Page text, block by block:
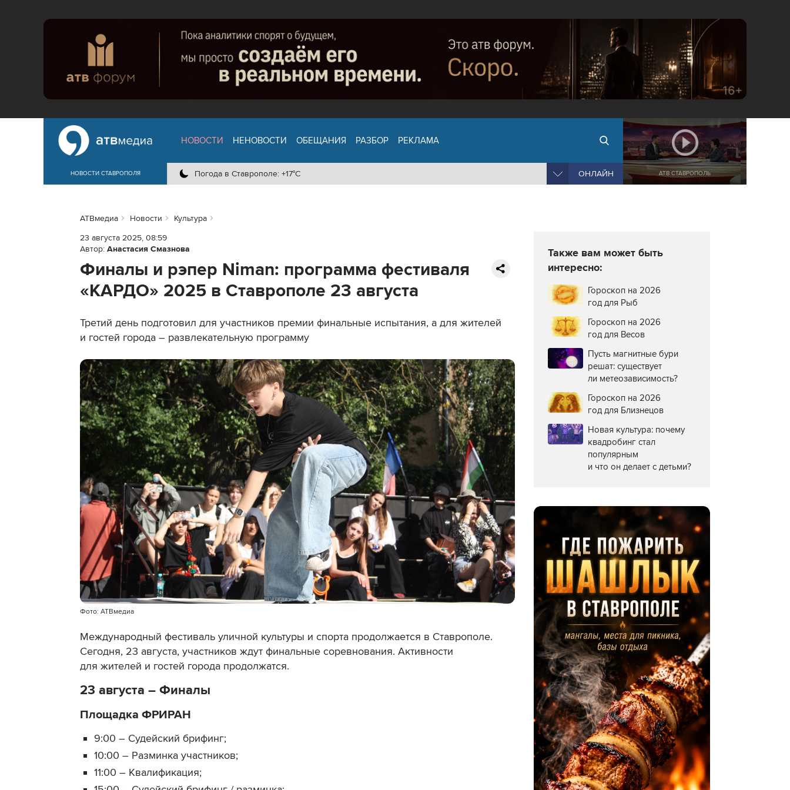
НОВОСТИ СТАВРОПОЛЯ
НОВОСТИ НЕНОВОСТИ ОБЕЩАНИЯ РАЗБОР РЕКЛАМА
Погода в Ставрополе: +17°C ОНЛАЙН АТВ СТАВРОПОЛЬ
АТВмедиа Новости
Культура
23 августа 2025, 08:59
Автор: Анастасия Смазнова
Финалы и рэпер Niman: программа фестиваля
«КАРДО» 2025 в Ставрополе 23 августа
Третий день подготовил для участников премии финальные испытания, а для жителей
и гостей города – развлекательную программу
Фото: АТВмедиа
Международный фестиваль уличной культуры и спорта продолжается в Ставрополе.
Сегодня, 23 августа, участников ждут финальные соревнования. Активности
для жителей и гостей города продолжатся.
23 августа – Финалы
Площадка ФРИРАН
9:00 – Судейский брифинг;
10:00 – Разминка участников;
11:00 – Квалификация;
Также вам может быть
интересно:
Гороскоп на 2026
год для Рыб
Гороскоп на 2026
год для Весов
Пусть магнитные бури
решат: существует
ли метеозависимость?
Гороскоп на 2026
год для Близнецов
Новая культура: почему
квадробинг стал
популярным
и что он делает с детьми?